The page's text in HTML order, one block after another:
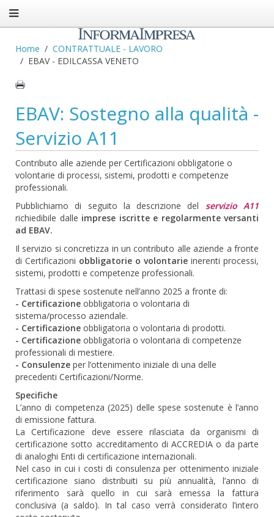
Home
CONTRATTUALE - LAVORO
EBAV - EDILCASSA VENETO
EBAV: Sostegno alla qualità -
Servizio A11
Contributo alle aziende per Certificazioni obbligatorie o
volontarie di processi, sistemi, prodotti e competenze
professionali.
Pubblichiamo di seguito la descrizione del servizio A11
richiedibile dalle imprese iscritte e regolarmente versanti
ad EBAV.
Il servizio si concretizza in un contributo alle aziende a fronte
di Certificazioni obbligatorie o volontarie inerenti processi,
sistemi, prodotti e competenze professionali.
Trattasi di spese sostenute nell’anno 2025 a fronte di:
- Certificazione obbligatoria o volontaria di
sistema/processo aziendale.
- Certificazione obbligatoria o volontaria di prodotti.
- Certificazione obbligatoria o volontaria di competenze
professionali di mestiere.
- Consulenze per l’ottenimento iniziale di una delle
precedenti Certificazioni/Norme.
Specifiche
L’anno di competenza (2025) delle spese sostenute è l’anno
di emissione fattura.
La Certificazione deve essere rilasciata da organismi di
certificazione sotto accreditamento di ACCREDIA o da parte
di analoghi Enti di certificazione internazionali.
Nel caso in cui i costi di consulenza per ottenimento iniziale
certificazione siano distribuiti su più annualità, l’anno di
riferimento sarà quello in cui sarà emessa la fattura
conclusiva (a saldo). In tal caso verrà considerato l’intero